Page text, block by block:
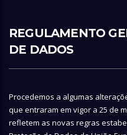
REGULAMENTO
DE DADOS
Procedemos a algumas
que entraram em vigor a 25 de
refletem as novas regras